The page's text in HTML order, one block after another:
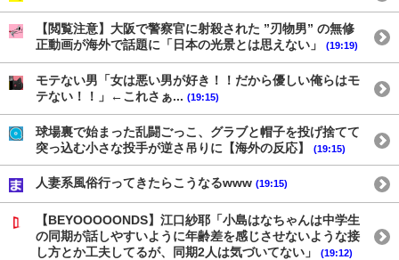
【閲覧注意】大阪で警察官に射殺された ”刃物男” の無修
正動画が海外で話題に「日本の光景とは思えない」
(19:19)
モテない男「女は悪い男が好き！！だから優しい俺らはモ
テない！！」←これさぁ... (19:15)
球場裏で始まった乱闘ごっこ、グラブと帽子を投げ捨てて
突っ込む小さな投手が逆さ吊りに【海外の反応】
(19:15)
人妻系風俗行ってきたらこうなるwww (19:15)
【BEYOOOOONDS】江口紗耶「小島はなちゃんは中学生
の同期が話しやすいように年齢差を感じさせないような接
し方とか工夫してるが、同期2人は気づいてない」
(19:12)